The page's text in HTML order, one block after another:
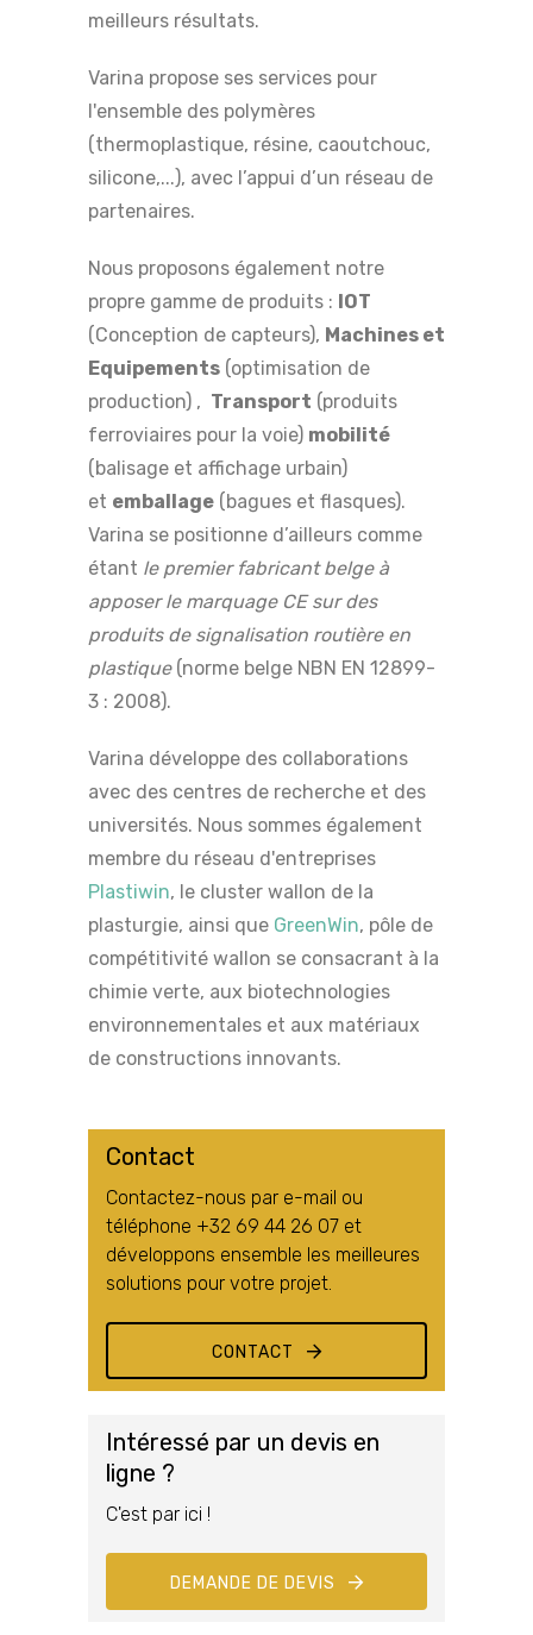
Contact
Contactez-nous par e-mail ou
téléphone +32 69 44 26 07 et
développons ensemble les meilleures
solutions pour votre projet.
CONTACT
Intéressé par un devis en
ligne ?
C'est par ici !
DEMANDE DE DEVIS
meilleurs résultats.
Varina propose ses services pour
l'ensemble des polymères
(thermoplastique, résine, caoutchouc,
silicone,...), avec l’appui d’un réseau de
partenaires.
Nous proposons également notre
propre gamme de produits : IOT
(Conception de capteurs), Machines et
Equipements (optimisation de
production) , Transport (produits
ferroviaires pour la voie) mobilité
(balisage et affichage urbain)
et emballage (bagues et flasques).
Varina se positionne d’ailleurs comme
étant le premier fabricant belge à
apposer le marquage CE sur des
produits de signalisation routière en
plastique(norme belge NBN EN 12899-
3 : 2008).
Varina développe des collaborations
avec des centres de recherche et des
universités. Nous sommes également
membre du réseau d'entreprises
Plastiwin, le cluster wallon de la
plasturgie, ainsi que GreenWin, pôle de
compétitivité wallon se consacrant à la
chimie verte, aux biotechnologies
environnementales et aux matériaux
de constructions innovants.